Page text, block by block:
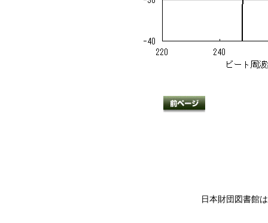
日本財団図書館